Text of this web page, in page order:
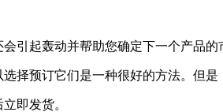
引起轰动并帮助您确定下一个产品的
预订它们是一种很好的方法。但是
即发货。